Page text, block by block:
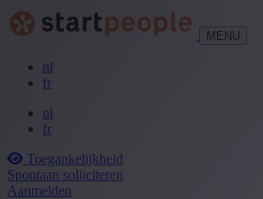
MENU
nl
fr
nl
fr
Toegankelijkheid
Spontaan solliciteren
Aanmelden